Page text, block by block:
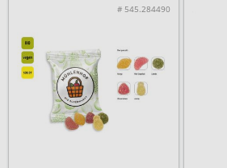
# 545.284490